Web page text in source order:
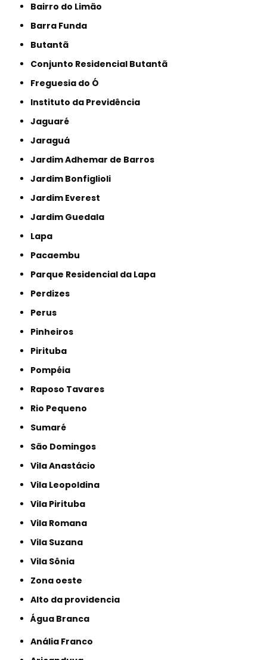
Bairro do Limão
Barra Funda
Butantã
Conjunto Residencial Butantã
Freguesia do Ó
Instituto da Previdência
Jaguaré
Jaraguá
Jardim Adhemar de Barros
Jardim Bonfiglioli
Jardim Everest
Jardim Guedala
Lapa
Pacaembu
Parque Residencial da Lapa
Perdizes
Perus
Pinheiros
Pirituba
Pompéia
Raposo Tavares
Rio Pequeno
Sumaré
São Domingos
Vila Anastácio
Vila Leopoldina
Vila Pirituba
Vila Romana
Vila Suzana
Vila Sônia
Zona oeste
alto da providencia
Água Branca
Anália Franco